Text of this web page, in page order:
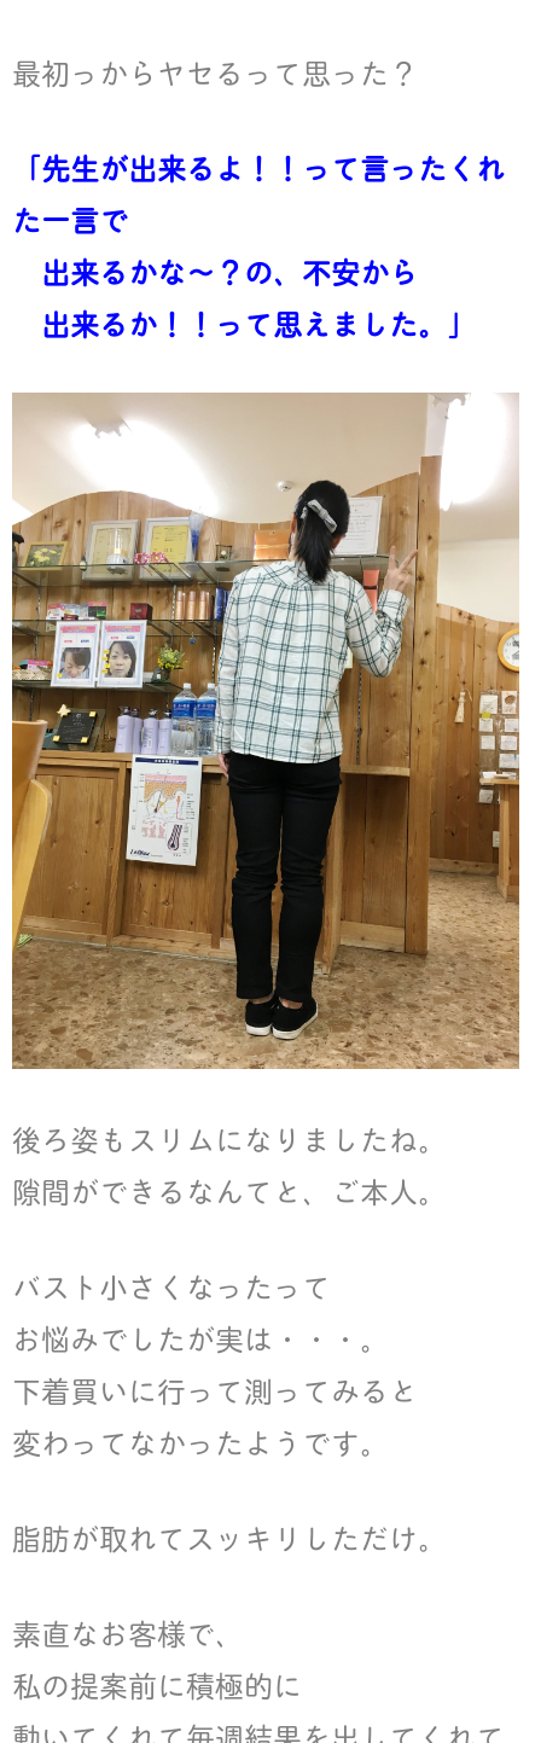
最初っからヤセるって思った？
「先生が出来るよ！！って言ったくれ
た一言で
出来るかな～？の、不安から
出来るか！！って思えました。」
後ろ姿もスリムになりましたね。
隙間ができるなんてと、ご本人。
バスト小さくなったって
お悩みでしたが実は・・・。
下着買いに行って測ってみると
変わってなかったようです。
脂肪が取れてスッキリしただけ。
素直なお客様で、
私の提案前に積極的に